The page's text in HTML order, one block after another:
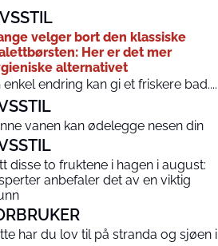
velger bort den klassiske
Her er det mer
alternativet
enkel endring kan gi et friskere bad....
vanen kan ødelegge nesen din
disse to fruktene i hagen i august:
anbefaler det av en viktig
har du lov til på stranda og sjøen i